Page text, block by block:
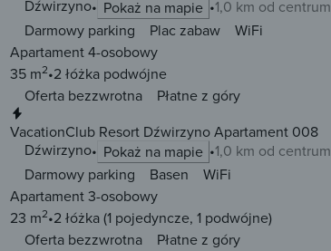
Dźwirzyno
Pokaż na mapie 1,0 km od centrum
Darmowy parking
Plac zabaw
WiFi
Apartament 4-osobowy
35 m2 2 łóżka podwójne
Oferta bezzwrotna
Płatne z góry
VacationClub Resort Dźwirzyno Apartament 008
Dźwirzyno
Pokaż na mapie 1,0 km od centrum
Darmowy parking
Basen
WiFi
Apartament 3-osobowy
23 m2 2 łóżka(1 pojedyncze, 1 podwójne)
Oferta bezzwrotna
Płatne z góry